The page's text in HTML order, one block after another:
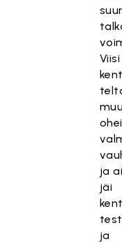
Viisi
ja
jäi
ja